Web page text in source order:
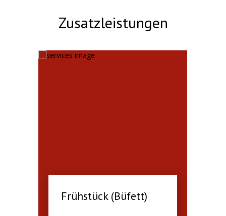
Zusatzleistungen
Frühstück (Büfett)